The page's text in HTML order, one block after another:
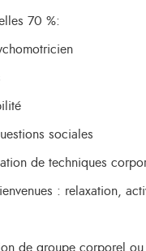
70 %:
sociales
de techniques
: relaxation,
de groupe corporel